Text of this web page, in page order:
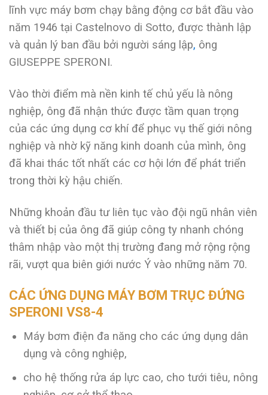
lĩnh vực máy bơm chạy bằng động cơ bắt đầu vào
năm 1946 tại Castelnovo di Sotto, được thành lập
và quản lý ban đầu bởi người sáng lập, ông
GIUSEPPE SPERONI.
Vào thời điểm mà nền kinh tế chủ yếu là nông
nghiệp, ông đã nhận thức được tầm quan trọng
của các ứng dụng cơ khí để phục vụ thế giới nông
nghiệp và nhờ kỹ năng kinh doanh của mình, ông
đã khai thác tốt nhất các cơ hội lớn để phát triển
trong thời kỳ hậu chiến.
Những khoản đầu tư liên tục vào đội ngũ nhân viên
và thiết bị của ông đã giúp công ty nhanh chóng
thâm nhập vào một thị trường đang mở rộng rộng
rãi, vượt qua biên giới nước Ý vào những năm 70.
CÁC ỨNG DỤNG MÁY BƠM TRỤC ĐỨNG
SPERONI VS8-4
Máy bơm điện đa năng cho các ứng dụng dân
dụng và công nghiệp,
cho hệ thống rửa áp lực cao, cho tưới tiêu, nông